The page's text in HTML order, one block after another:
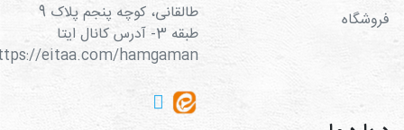
فروشگاه
طالقانی، کوچه پنجم پلاک 9
طبقه 3- آدرس کانال ایتا
https://eitaa.com/hamgaman